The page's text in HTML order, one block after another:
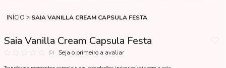
INÍCIO SAIA VANILLA CREAM CAPSULA FESTA
Saia Vanilla Cream Capsula Festa
(0) Seja o primeiro a avaliar